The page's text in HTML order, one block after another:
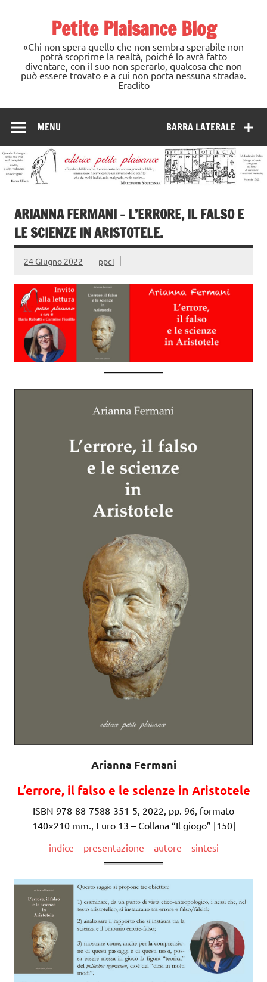
Petite Plaisance Blog
«Chi non spera quello che non sembra sperabile non
potrà scoprirne la realtà, poiché lo avrà fatto
diventare, con il suo non sperarlo, qualcosa che non
può essere trovato e a cui non porta nessuna strada».
Eraclito
BARRA LATERALE
MENU
ARIANNA FERMANI – L’ERRORE, IL FALSO E
LE SCIENZE IN ARISTOTELE.
24 Giugno 2022 ppci
Arianna Fermani
L’errore, il falso e le scienze in Aristotele
ISBN 978-88-7588-351-5, 2022, pp. 96, formato
140×210 mm., Euro 13 – Collana “Il giogo” [150]
indice – presentazione – autore – sintesi